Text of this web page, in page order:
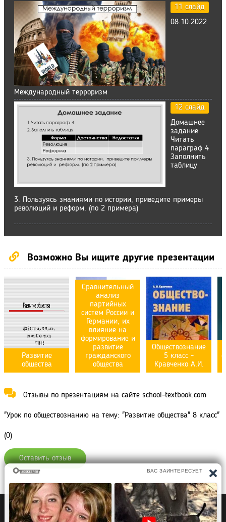
11 слайд
08.10.2022
Международный терроризм
12 слайд
Домашнее
задание
Читать
параграф 4
Заполнить
таблицу
3. Пользуясь знаниями по истории, приведите примеры
революций и реформ. (по 2 примера)
Возможно Вы ищите другие презентации
Развитие
общества
Сравнительный
анализ
партийных
систем России и
Германии, их
влияние на
формирование и
развитие
гражданского
общества
Обществознание
5 класс -
Кравченко А.И.
Отзывы по презентациям на сайте school-textbook.com
"Урок по обществознанию на тему: "Развитие общества" 8 класс"
(0)
Оставить отзыв
Политика конфиденциальности